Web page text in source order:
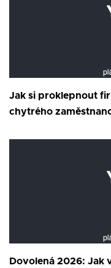
Jak si proklepnout
chytrého
Dovolená 2026: Jak